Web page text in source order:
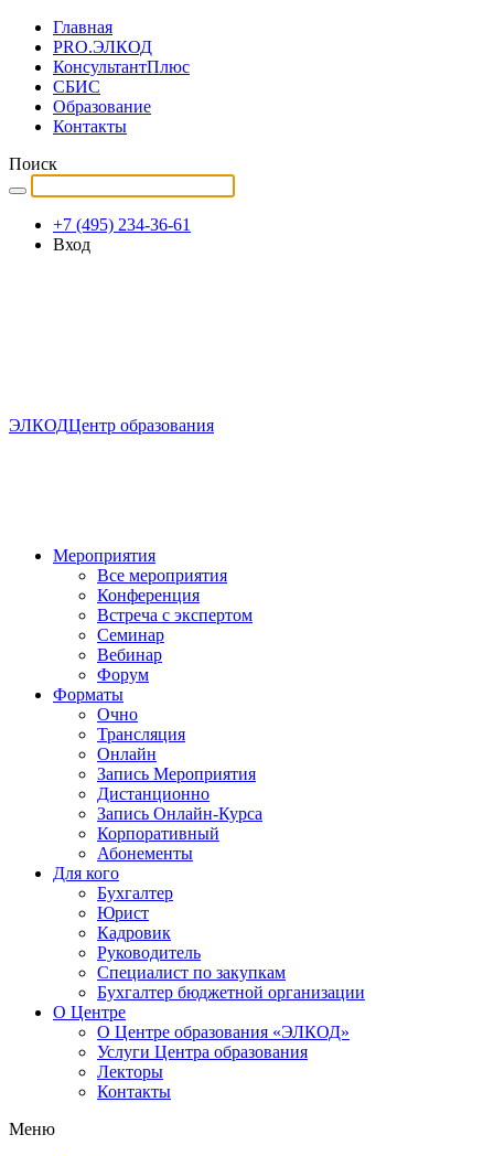
Главная
PRO.ЭЛКОД
КонсультантПлюс
СБИС
Образование
Контакты
Поиск
+7 (495) 234-36-61
Вход
ЭЛКОДЦентр образования
Мероприятия
Все мероприятия
Конференция
Встреча с экспертом
Семинар
Вебинар
Форум
Форматы
Очно
Трансляция
Онлайн
Запись Мероприятия
Дистанционно
Запись Онлайн-Курса
Корпоративный
Абонементы
Для кого
Бухгалтер
Юрист
Кадровик
Руководитель
Специалист по закупкам
Бухгалтер бюджетной организации
О Центре
О Центре образования «ЭЛКОД»
Услуги Центра образования
Лекторы
Контакты
Меню